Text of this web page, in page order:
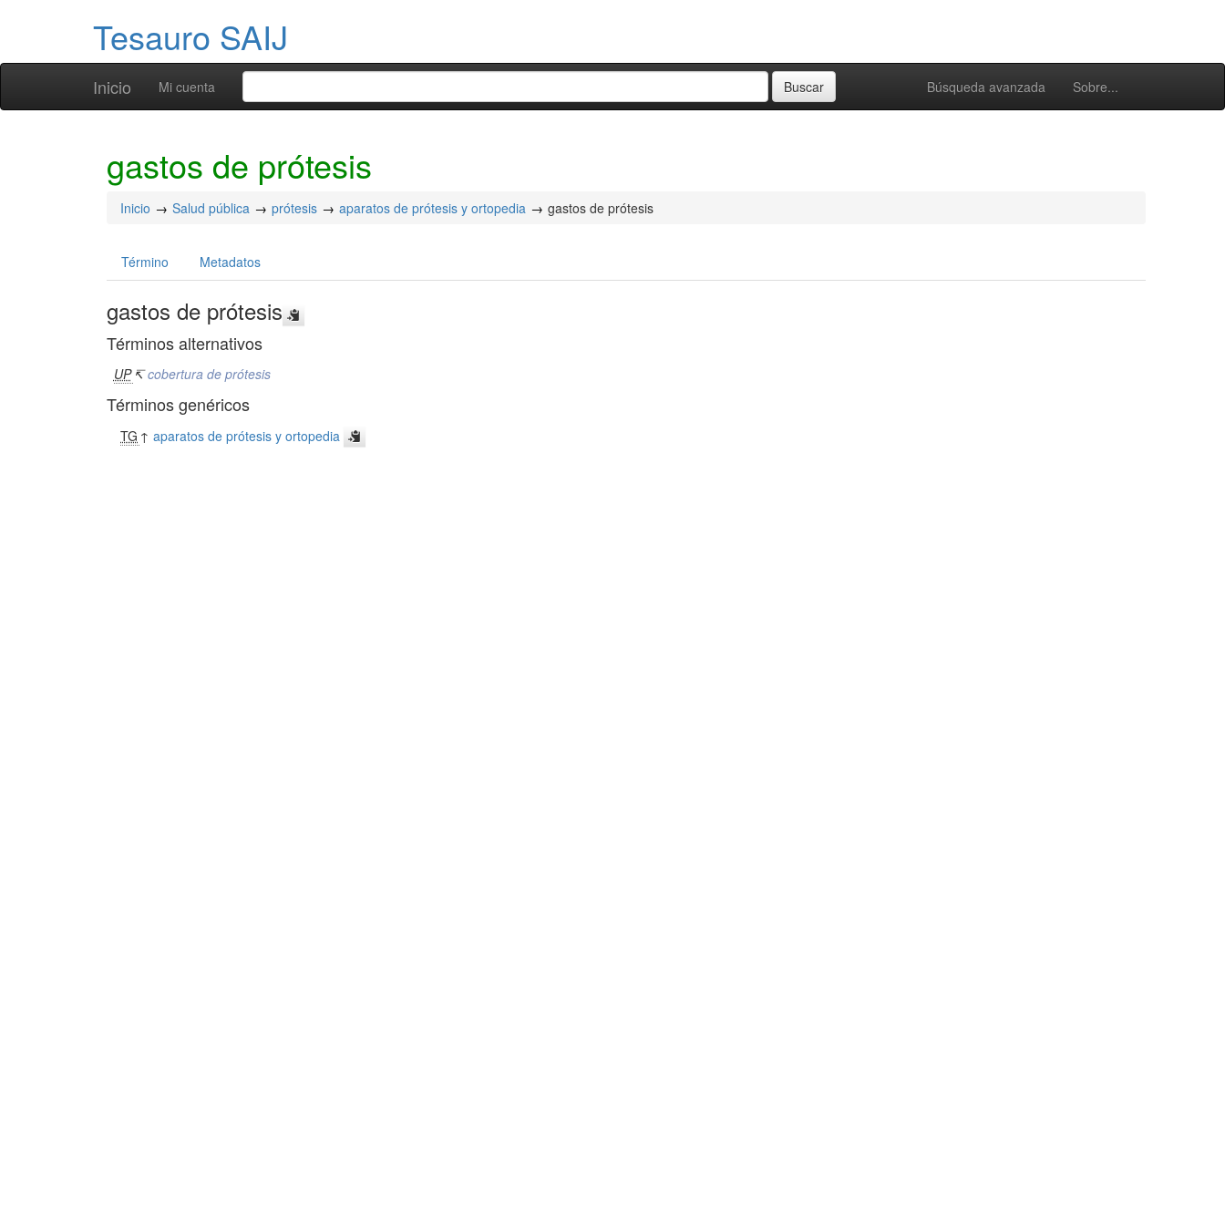
Tesauro SAIJ
Inicio Búsqueda avanzada Sobre...
Mi cuenta
gastos de prótesis
Inicio Salud pública prótesis aparatos de prótesis y ortopedia gastos de prótesis
Término Metadatos
gastos de prótesis
Términos alternativos
UP ↸cobertura de prótesis
Términos genéricos
TG ↑aparatos de prótesis y ortopedia